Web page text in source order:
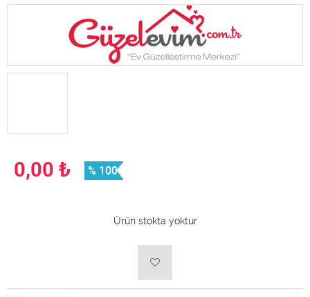
0,00 ₺ % 100
Ürün stokta yoktur